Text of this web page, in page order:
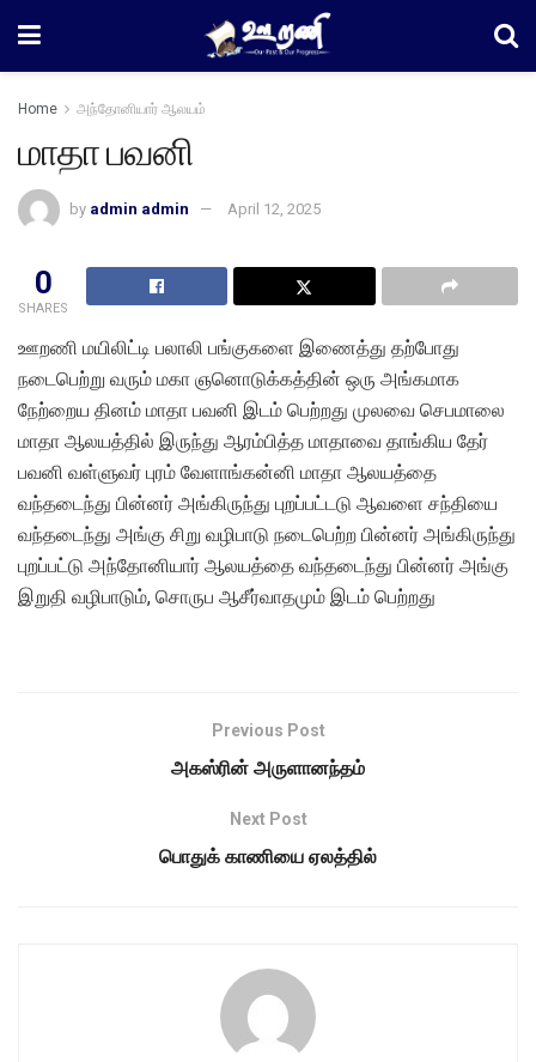
Home அந்தோனியார் ஆலயம்
மாதா பவனி
by admin admin April 12, 2025
0
SHARES
ஊறணி மயிலிட்டி பலாலி பங்குகளை இணைத்து தற்போது
நடைபெற்று வரும் மகா ஞனொடுக்கத்தின் ஒரு அங்கமாக
நேற்றைய தினம் மாதா பவனி இடம் பெற்றது முலவை செபமாலை
மாதா ஆலயத்தில் இருந்து ஆரம்பித்த மாதாவை தாங்கிய தேர்
பவனி வள்ளுவர் புரம் வேளாங்கன்னி மாதா ஆலயத்தை
வந்தடைந்து பின்னர் அங்கிருந்து புறப்பட்டடு ஆவளை சந்தியை
வந்தடைந்து அங்கு சிறு வழிபாடு நடைபெற்ற பின்னர் அங்கிருந்து
புறப்பட்டு அந்தோனியார் ஆலயத்தை வந்தடைந்து பின்னர் அங்கு
இறுதி வழிபாடும், சொருப ஆசீர்வாதமும் இடம் பெற்றது
Previous Post
அகஸ்ரின் அருளானந்தம்
Next Post
பொதுக் காணியை ஏலத்தில்